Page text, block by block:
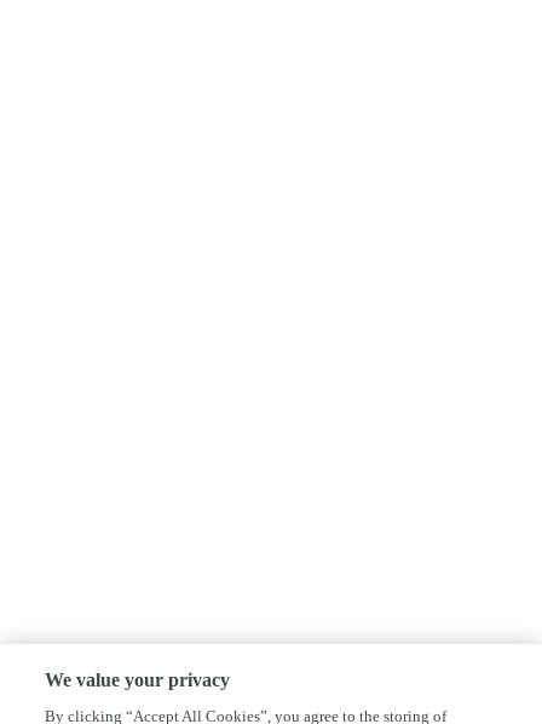
We value your privacy
By clicking “Accept All Cookies”, you agree to the storing of